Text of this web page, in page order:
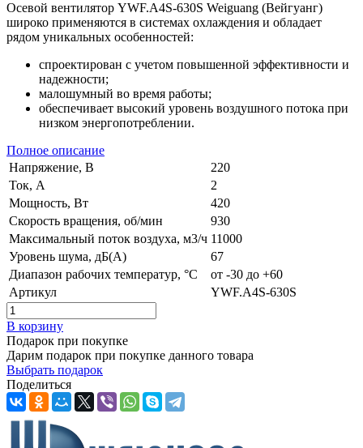
Осевой вентилятор YWF.A4S-630S Weiguang (Вейгуанг)
широко применяются в системах охлаждения и обладает
рядом уникальных особенностей:
спроектирован с учетом повышенной эффективности и
надежности;
малошумный во время работы;
обеспечивает высокий уровень воздушного потока при
низком энергопотреблении.
Полное описание
Напряжение, В
220
Ток, А
2
Мощность, Вт
420
Скорость вращения, об/мин
930
Максимальный поток воздуха, м3/ч 11000
Уровень шума, дБ(А)
67
Диапазон рабочих температур, °C
от -30 до +60
Артикул
YWF.A4S-630S
В корзину
Подарок при покупке
Дарим подарок при покупке данного товара
Выбрать подарок
Поделиться